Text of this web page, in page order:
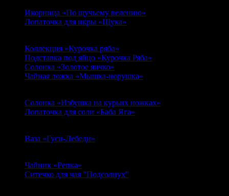
Икорница «По щучьему велению»
Лопаточка для икры «Щука»
Коллекция «Курочка ряба»
Подставка под яйцо «Курочка Ряба»
Солонка «Золотое яичко»
Чайная ложка «Мышка-норушка»
Солонка «Избушка на курьих ножках»
Лопаточка для соли «Баба Яга»
Ваза «Гуси-Лебеди»
Чайник «Репка»
Ситечко для чая "Подсолнух"